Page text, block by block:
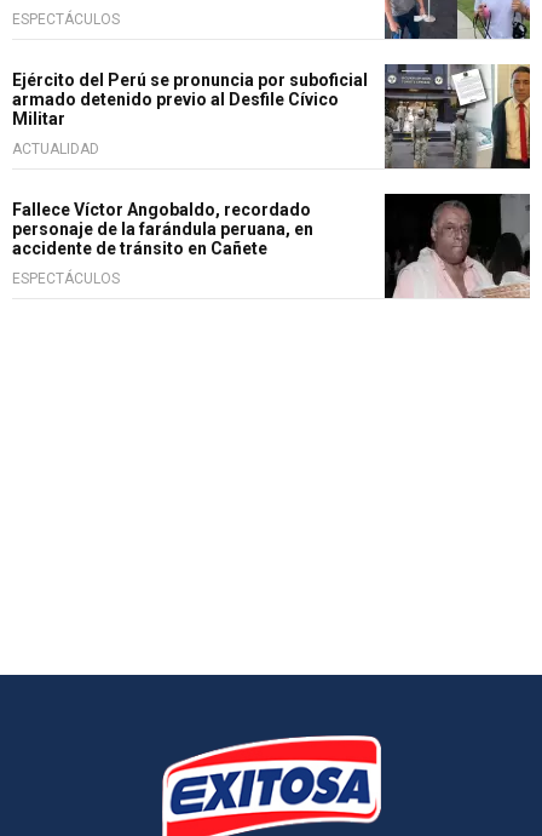
ESPECTÁCULOS
Ejército del Perú se pronuncia por suboficial
armado detenido previo al Desfile Cívico
Militar
ACTUALIDAD
Fallece Víctor Angobaldo, recordado
personaje de la farándula peruana, en
accidente de tránsito en Cañete
ESPECTÁCULOS